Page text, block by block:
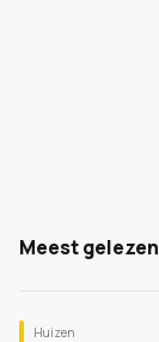
Meest gelezen
Huizen